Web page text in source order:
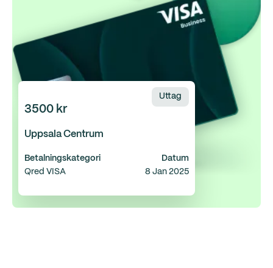
Uttag
3500 kr
Uppsala Centrum
Betalningskategori
Datum
Qred VISA
8 Jan 2025